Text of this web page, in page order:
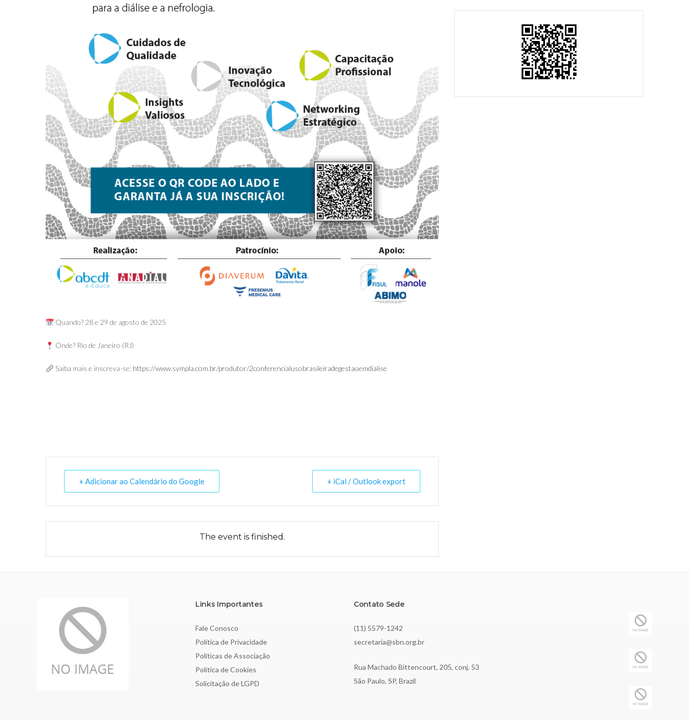
Quando? 28 e 29 de agosto de 2025
Onde? Rio de Janeiro (RJ)
Saiba mais e inscreva-se: https://www.sympla.com.br/produtor/2conferencialusobrasileiradegestaoemdialise
+ Adicionar ao Calendário do Google + iCal / Outlook export
The event is finished.
Links Importantes
Fale Conosco
Política de Privacidade
Políticas de Associação
Política de Cookies
Solicitação de LGPD
Contato Sede
(11) 5579-1242
secretaria@sbn.org.br
Rua Machado Bittencourt, 205, conj. 53
São Paulo, SP, Brazil